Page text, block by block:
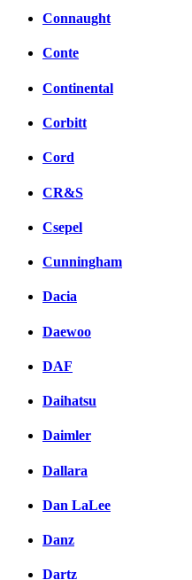
Connaught
Conte
Continental
Corbitt
Cord
CR&S
Csepel
Cunningham
Dacia
Daewoo
DAF
Daihatsu
Daimler
Dallara
Dan LaLee
Danz
Dartz